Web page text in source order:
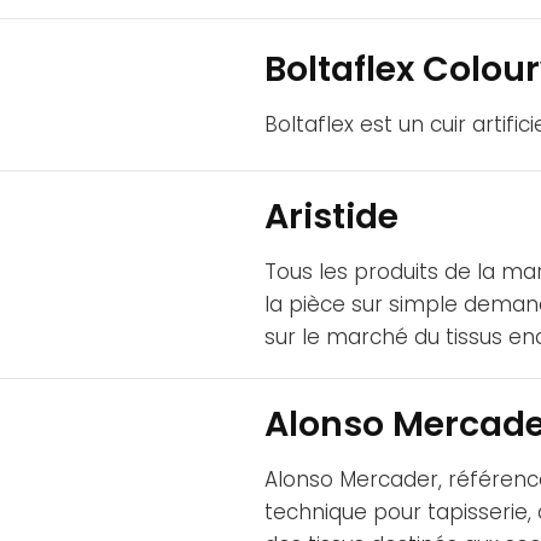
Boltaflex
Boltaflex est un cuir
Aristide
Tous les produits de la
la pièce sur simple
sur le marché du tissus
Alonso
Alonso Mercader,
technique pour